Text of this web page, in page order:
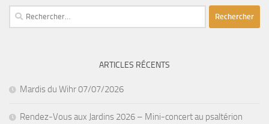
Rechercher :
ARTICLES RÉCENTS
Mardis du Wihr 07/07/2026
Rendez-Vous aux Jardins 2026 – Mini-concert au psaltérion